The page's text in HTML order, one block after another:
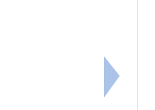
周年校慶運動會成績公告下一筆：